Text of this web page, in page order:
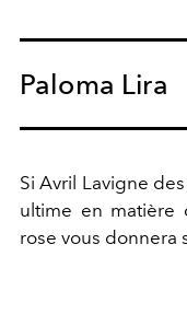
Paloma Lira
Si Avril Lavigne
ultime en matière
rose vous donnera